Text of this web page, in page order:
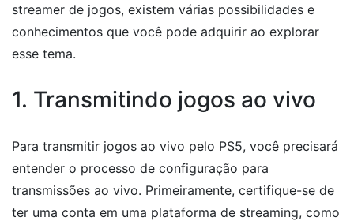
streamer de jogos, existem várias possibilidades e
conhecimentos que você pode adquirir ao explorar
esse tema.
1. Transmitindo jogos ao vivo
Para transmitir jogos ao vivo pelo PS5, você precisará
entender o processo de configuração para
transmissões ao vivo. Primeiramente, certifique-se de
ter uma conta em uma plataforma de streaming, como